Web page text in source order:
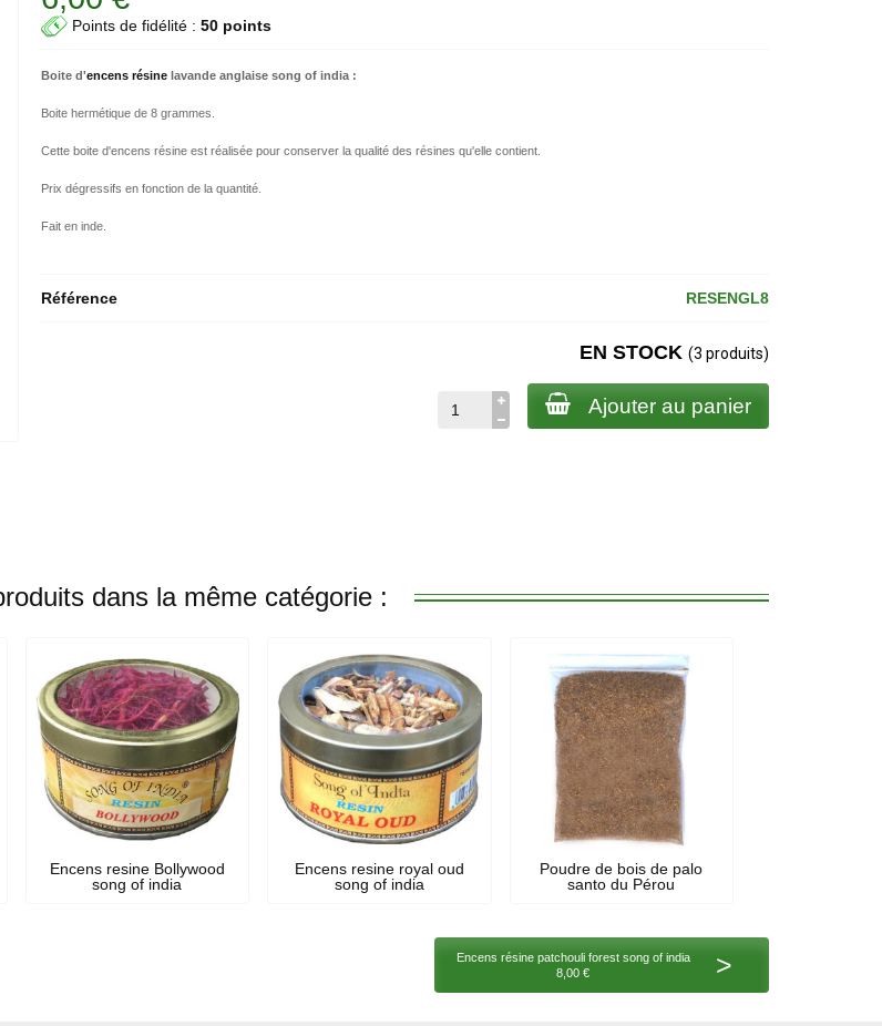
Points de fidélité :50 points
Boite d'encens résine lavande anglaise song of india :
Boite hermétique de 8 grammes.
Cette boite d'encens résine est réalisée pour conserver la qualité des résines qu'elle contient.
Prix dégressifs en fonction de la quantité.
Fait en inde.
Référence RESENGL8
EN STOCK (3 produits)
Ajouter au panier
dans la même catégorie :
Encens resine Bollywood
song of india
Encens resine royal oud
song of india
Poudre de bois de palo
santo du Pérou
Encens résine patchouli forest song of india
8,00 €
>